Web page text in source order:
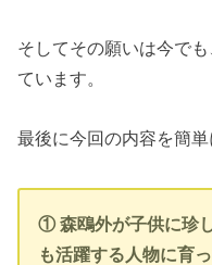
そしてその願いは今で
ています。
最後に今回の内容を簡
① 森鴎外が子供に珍
も活躍する人物に育